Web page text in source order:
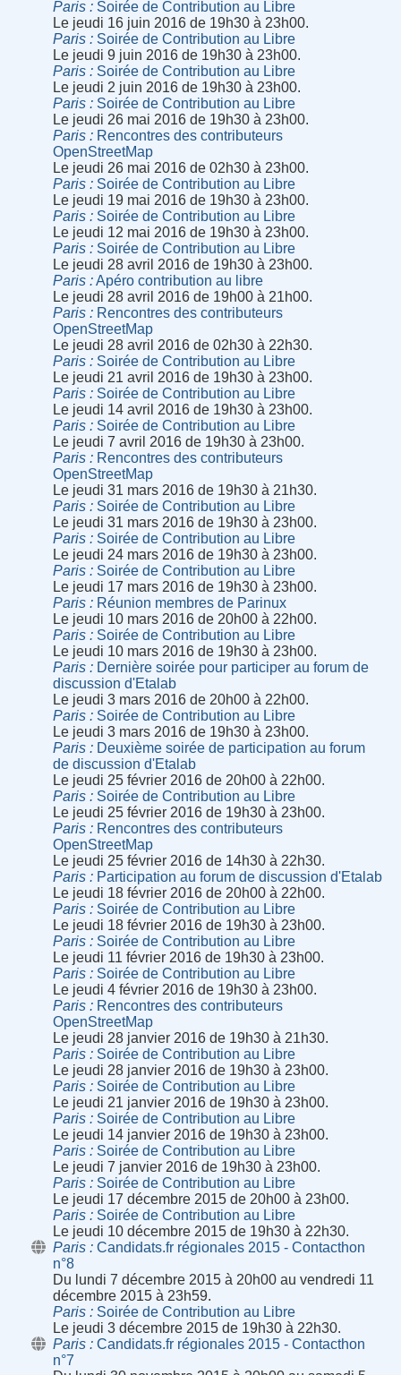
Paris
Soirée de Contribution au Libre
Le jeudi 16 juin 2016 de 19h30 à 23h00.
Paris
Soirée de Contribution au Libre
Le jeudi 9 juin 2016 de 19h30 à 23h00.
Paris
Soirée de Contribution au Libre
Le jeudi 2 juin 2016 de 19h30 à 23h00.
Paris
Soirée de Contribution au Libre
Le jeudi 26 mai 2016 de 19h30 à 23h00.
Paris
Rencontres des contributeurs
OpenStreetMap
Le jeudi 26 mai 2016 de 02h30 à 23h00.
Paris
Soirée de Contribution au Libre
Le jeudi 19 mai 2016 de 19h30 à 23h00.
Paris
Soirée de Contribution au Libre
Le jeudi 12 mai 2016 de 19h30 à 23h00.
Paris
Soirée de Contribution au Libre
Le jeudi 28 avril 2016 de 19h30 à 23h00.
Paris
Apéro contribution au libre
Le jeudi 28 avril 2016 de 19h00 à 21h00.
Paris
Rencontres des contributeurs
OpenStreetMap
Le jeudi 28 avril 2016 de 02h30 à 22h30.
Paris
Soirée de Contribution au Libre
Le jeudi 21 avril 2016 de 19h30 à 23h00.
Paris
Soirée de Contribution au Libre
Le jeudi 14 avril 2016 de 19h30 à 23h00.
Paris
Soirée de Contribution au Libre
Le jeudi 7 avril 2016 de 19h30 à 23h00.
Paris
Rencontres des contributeurs
OpenStreetMap
Le jeudi 31 mars 2016 de 19h30 à 21h30.
Paris
Soirée de Contribution au Libre
Le jeudi 31 mars 2016 de 19h30 à 23h00.
Paris
Soirée de Contribution au Libre
Le jeudi 24 mars 2016 de 19h30 à 23h00.
Paris
Soirée de Contribution au Libre
Le jeudi 17 mars 2016 de 19h30 à 23h00.
Paris
Réunion membres de Parinux
Le jeudi 10 mars 2016 de 20h00 à 22h00.
Paris
Soirée de Contribution au Libre
Le jeudi 10 mars 2016 de 19h30 à 23h00.
Paris
Dernière soirée pour participer au forum de
discussion d'Etalab
Le jeudi 3 mars 2016 de 20h00 à 22h00.
Paris
Soirée de Contribution au Libre
Le jeudi 3 mars 2016 de 19h30 à 23h00.
Paris
Deuxième soirée de participation au forum
de discussion d'Etalab
Le jeudi 25 février 2016 de 20h00 à 22h00.
Paris
Soirée de Contribution au Libre
Le jeudi 25 février 2016 de 19h30 à 23h00.
Paris
Rencontres des contributeurs
OpenStreetMap
Le jeudi 25 février 2016 de 14h30 à 22h30.
Paris
Participation au forum de discussion d'Etalab
Le jeudi 18 février 2016 de 20h00 à 22h00.
Paris
Soirée de Contribution au Libre
Le jeudi 18 février 2016 de 19h30 à 23h00.
Paris
Soirée de Contribution au Libre
Le jeudi 11 février 2016 de 19h30 à 23h00.
Paris
Soirée de Contribution au Libre
Le jeudi 4 février 2016 de 19h30 à 23h00.
Paris
Rencontres des contributeurs
OpenStreetMap
Le jeudi 28 janvier 2016 de 19h30 à 21h30.
Paris
Soirée de Contribution au Libre
Le jeudi 28 janvier 2016 de 19h30 à 23h00.
Paris
Soirée de Contribution au Libre
Le jeudi 21 janvier 2016 de 19h30 à 23h00.
Paris
Soirée de Contribution au Libre
Le jeudi 14 janvier 2016 de 19h30 à 23h00.
Paris
Soirée de Contribution au Libre
Le jeudi 7 janvier 2016 de 19h30 à 23h00.
Paris
Soirée de Contribution au Libre
Le jeudi 17 décembre 2015 de 20h00 à 23h00.
Paris
Soirée de Contribution au Libre
Le jeudi 10 décembre 2015 de 19h30 à 22h30.
Paris
Candidats.fr régionales 2015 - Contacthon
n°8
Du lundi 7 décembre 2015 à 20h00 au vendredi 11
décembre 2015 à 23h59.
Paris
Soirée de Contribution au Libre
Le jeudi 3 décembre 2015 de 19h30 à 22h30.
Paris
Candidats.fr régionales 2015 - Contacthon
n°7